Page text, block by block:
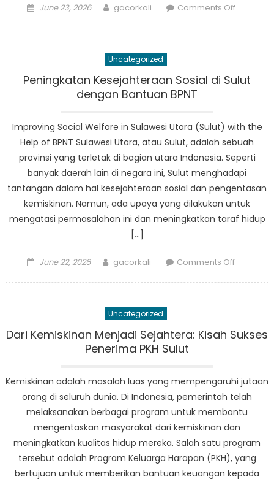
Posted
June 23, 2026 Author
gacorkali Comments Offon
Sulut:
Ketahui
Sebelum
Pergi
Uncategorized
Peningkatan Kesejahteraan Sosial di Sulut
dengan Bantuan BPNT
Improving Social Welfare in Sulawesi Utara (Sulut) with the
Help of BPNT Sulawesi Utara, atau Sulut, adalah sebuah
provinsi yang terletak di bagian utara Indonesia. Seperti
banyak daerah lain di negara ini, Sulut menghadapi
tantangan dalam hal kesejahteraan sosial dan pengentasan
kemiskinan. Namun, ada upaya yang dilakukan untuk
mengatasi permasalahan ini dan meningkatkan taraf hidup
[…]
Posted
June 22, 2026 Author
gacorkali Comments Offon
Sulut
Uncategorized
Dari Kemiskinan Menjadi Sejahtera: Kisah Sukses
Penerima PKH Sulut
Kemiskinan adalah masalah luas yang mempengaruhi jutaan
orang di seluruh dunia. Di Indonesia, pemerintah telah
melaksanakan berbagai program untuk membantu
mengentaskan masyarakat dari kemiskinan dan
meningkatkan kualitas hidup mereka. Salah satu program
tersebut adalah Program Keluarga Harapan (PKH), yang
bertujuan untuk memberikan bantuan keuangan kepada